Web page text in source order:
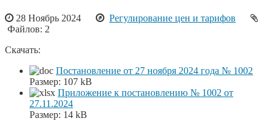
28 Ноябрь 2024
Регулирование цен и тарифов
Файлов: 2
Скачать:
Постановление от 27 ноября 2024 года № 1002
Размер: 107 kB
Приложение к постановлению № 1002 от
27.11.2024
Размер: 14 kB